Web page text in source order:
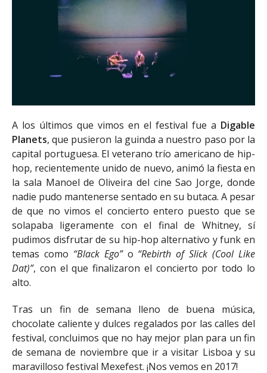
A los últimos que vimos en el festival fue a Digable
Planets, que pusieron la guinda a nuestro paso por la
capital portuguesa. El veterano trío americano de hip-
hop, recientemente unido de nuevo, animó la fiesta en
la sala Manoel de Oliveira del cine Sao Jorge, donde
nadie pudo mantenerse sentado en su butaca. A pesar
de que no vimos el concierto entero puesto que se
solapaba ligeramente con el final de Whitney, sí
pudimos disfrutar de su hip-hop alternativo y funk en
temas como “Black Ego”o “Rebirth of Slick (Cool Like
Dat)”, con el que finalizaron el concierto por todo lo
alto.
Tras un fin de semana lleno de buena música,
chocolate caliente y dulces regalados por las calles del
festival, concluimos que no hay mejor plan para un fin
de semana de noviembre que ir a visitar Lisboa y su
maravilloso festival Mexefest. ¡Nos vemos en 2017!